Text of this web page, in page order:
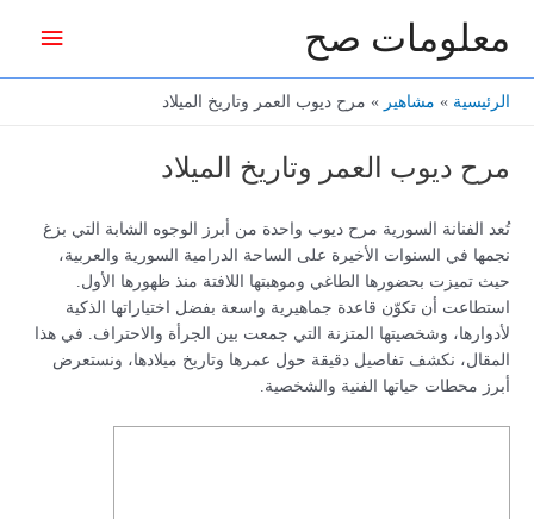
معلومات صح
الرئيسية مشاهير مرح ديوب العمر وتاريخ الميلاد
مرح ديوب العمر وتاريخ الميلاد
تُعد الفنانة السورية مرح ديوب واحدة من أبرز الوجوه الشابة التي بزغ
نجمها في السنوات الأخيرة على الساحة الدرامية السورية والعربية،
حيث تميزت بحضورها الطاغي وموهبتها اللافتة منذ ظهورها الأول.
استطاعت أن تكوّن قاعدة جماهيرية واسعة بفضل اختياراتها الذكية
لأدوارها، وشخصيتها المتزنة التي جمعت بين الجرأة والاحتراف. في هذا
المقال، نكشف تفاصيل دقيقة حول عمرها وتاريخ ميلادها، ونستعرض
أبرز محطات حياتها الفنية والشخصية.